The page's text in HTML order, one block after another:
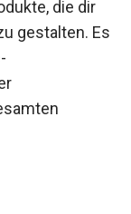
die dir
gestalten.